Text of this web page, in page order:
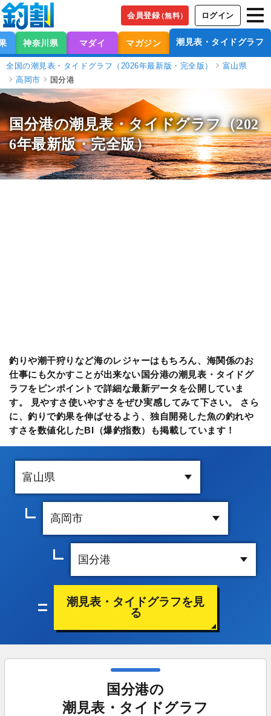
会員登録（無料） ログイン
神奈川県 マダイ マガジン 潮見表・タイドグラフ
全国の潮見表・タイドグラフ（2026年最新版・完全版）
富山県
高岡市
国分港
国分港の潮見表・タイドグラフ（202
6年最新版・完全版）
釣りや潮干狩りなど海のレジャーはもちろん、海関係のお
仕事にも欠かすことが出来ない国分港の潮見表・タイドグ
ラフをピンポイントで詳細な最新データを公開していま
す。 見やすさ使いやすさをぜひ実感してみて下さい。 さら
に、釣りで釣果を伸ばせるよう、独自開発した魚の釣れや
すさを数値化したBI（爆釣指数）も掲載しています！
潮見表・タイドグラフを見
る
国分港の
潮見表・タイドグラフ